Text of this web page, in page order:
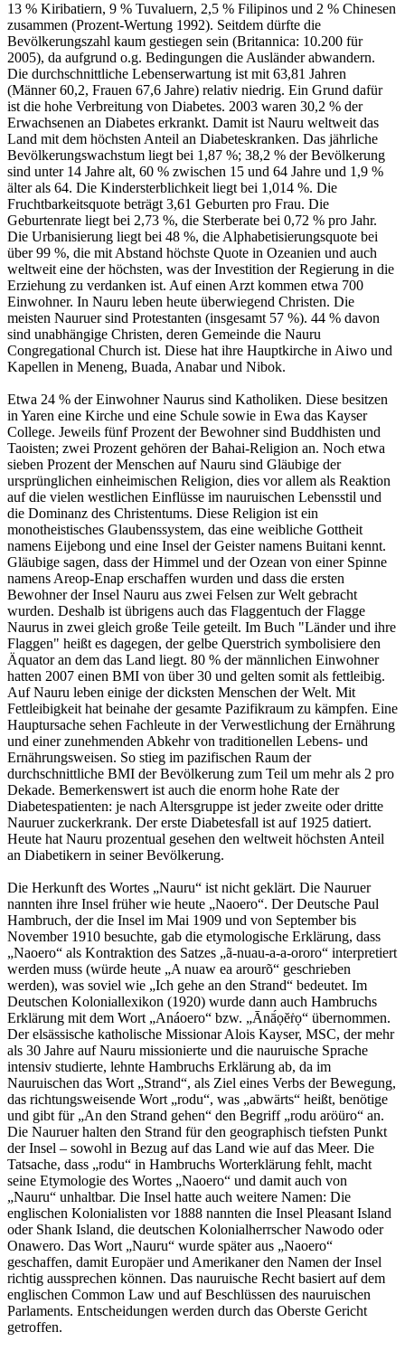
13 % Kiribatiern, 9 % Tuvaluern, 2,5 % Filipinos und 2 % Chinesen
zusammen (Prozent-Wertung 1992). Seitdem dürfte die
Bevölkerungszahl kaum gestiegen sein (Britannica: 10.200 für
2005), da aufgrund o.g. Bedingungen die Ausländer abwandern.
Die durchschnittliche Lebenserwartung ist mit 63,81 Jahren
(Männer 60,2, Frauen 67,6 Jahre) relativ niedrig. Ein Grund dafür
ist die hohe Verbreitung von Diabetes. 2003 waren 30,2 % der
Erwachsenen an Diabetes erkrankt. Damit ist Nauru weltweit das
Land mit dem höchsten Anteil an Diabeteskranken. Das jährliche
Bevölkerungswachstum liegt bei 1,87 %; 38,2 % der Bevölkerung
sind unter 14 Jahre alt, 60 % zwischen 15 und 64 Jahre und 1,9 %
älter als 64. Die Kindersterblichkeit liegt bei 1,014 %. Die
Fruchtbarkeitsquote beträgt 3,61 Geburten pro Frau. Die
Geburtenrate liegt bei 2,73 %, die Sterberate bei 0,72 % pro Jahr.
Die Urbanisierung liegt bei 48 %, die Alphabetisierungsquote bei
über 99 %, die mit Abstand höchste Quote in Ozeanien und auch
weltweit eine der höchsten, was der Investition der Regierung in die
Erziehung zu verdanken ist. Auf einen Arzt kommen etwa 700
Einwohner. In Nauru leben heute überwiegend Christen. Die
meisten Nauruer sind Protestanten (insgesamt 57 %). 44 % davon
sind unabhängige Christen, deren Gemeinde die Nauru
Congregational Church ist. Diese hat ihre Hauptkirche in Aiwo und
Kapellen in Meneng, Buada, Anabar und Nibok.
Etwa 24 % der Einwohner Naurus sind Katholiken. Diese besitzen
in Yaren eine Kirche und eine Schule sowie in Ewa das Kayser
College. Jeweils fünf Prozent der Bewohner sind Buddhisten und
Taoisten; zwei Prozent gehören der Bahai-Religion an. Noch etwa
sieben Prozent der Menschen auf Nauru sind Gläubige der
ursprünglichen einheimischen Religion, dies vor allem als Reaktion
auf die vielen westlichen Einflüsse im nauruischen Lebensstil und
die Dominanz des Christentums. Diese Religion ist ein
monotheistisches Glaubenssystem, das eine weibliche Gottheit
namens Eijebong und eine Insel der Geister namens Buitani kennt.
Gläubige sagen, dass der Himmel und der Ozean von einer Spinne
namens Areop-Enap erschaffen wurden und dass die ersten
Bewohner der Insel Nauru aus zwei Felsen zur Welt gebracht
wurden. Deshalb ist übrigens auch das Flaggentuch der Flagge
Naurus in zwei gleich große Teile geteilt. Im Buch "Länder und ihre
Flaggen" heißt es dagegen, der gelbe Querstrich symbolisiere den
Äquator an dem das Land liegt. 80 % der männlichen Einwohner
hatten 2007 einen BMI von über 30 und gelten somit als fettleibig.
Auf Nauru leben einige der dicksten Menschen der Welt. Mit
Fettleibigkeit hat beinahe der gesamte Pazifikraum zu kämpfen. Eine
Hauptursache sehen Fachleute in der Verwestlichung der Ernährung
und einer zunehmenden Abkehr von traditionellen Lebens- und
Ernährungsweisen. So stieg im pazifischen Raum der
durchschnittliche BMI der Bevölkerung zum Teil um mehr als 2 pro
Dekade. Bemerkenswert ist auch die enorm hohe Rate der
Diabetespatienten: je nach Altersgruppe ist jeder zweite oder dritte
Nauruer zuckerkrank. Der erste Diabetesfall ist auf 1925 datiert.
Heute hat Nauru prozentual gesehen den weltweit höchsten Anteil
an Diabetikern in seiner Bevölkerung.
Die Herkunft des Wortes „Nauru“ ist nicht geklärt. Die Nauruer
nannten ihre Insel früher wie heute „Naoero“. Der Deutsche Paul
Hambruch, der die Insel im Mai 1909 und von September bis
November 1910 besuchte, gab die etymologische Erklärung, dass
„Naoero“ als Kontraktion des Satzes „ã-nuau-a-a-ororo“ interpretiert
werden muss (würde heute „A nuaw ea arourõ“ geschrieben
werden), was soviel wie „Ich gehe an den Strand“ bedeutet. Im
Deutschen Koloniallexikon (1920) wurde dann auch Hambruchs
Erklärung mit dem Wort „Anáoero“ bzw. „Ānā́ọĕṙọ“ übernommen.
Der elsässische katholische Missionar Alois Kayser, MSC, der mehr
als 30 Jahre auf Nauru missionierte und die nauruische Sprache
intensiv studierte, lehnte Hambruchs Erklärung ab, da im
Nauruischen das Wort „Strand“, als Ziel eines Verbs der Bewegung,
das richtungsweisende Wort „rodu“, was „abwärts“ heißt, benötige
und gibt für „An den Strand gehen“ den Begriff „rodu aröüro“ an.
Die Nauruer halten den Strand für den geographisch tiefsten Punkt
der Insel – sowohl in Bezug auf das Land wie auf das Meer. Die
Tatsache, dass „rodu“ in Hambruchs Worterklärung fehlt, macht
seine Etymologie des Wortes „Naoero“ und damit auch von
„Nauru“ unhaltbar. Die Insel hatte auch weitere Namen: Die
englischen Kolonialisten vor 1888 nannten die Insel Pleasant Island
oder Shank Island, die deutschen Kolonialherrscher Nawodo oder
Onawero. Das Wort „Nauru“ wurde später aus „Naoero“
geschaffen, damit Europäer und Amerikaner den Namen der Insel
richtig aussprechen können. Das nauruische Recht basiert auf dem
englischen Common Law und auf Beschlüssen des nauruischen
Parlaments. Entscheidungen werden durch das Oberste Gericht
getroffen.